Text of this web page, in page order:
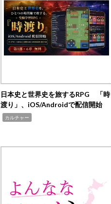
日本史と世界史を旅するRPG 「時
渡り」、iOS/Androidで配信開始
カルチャー